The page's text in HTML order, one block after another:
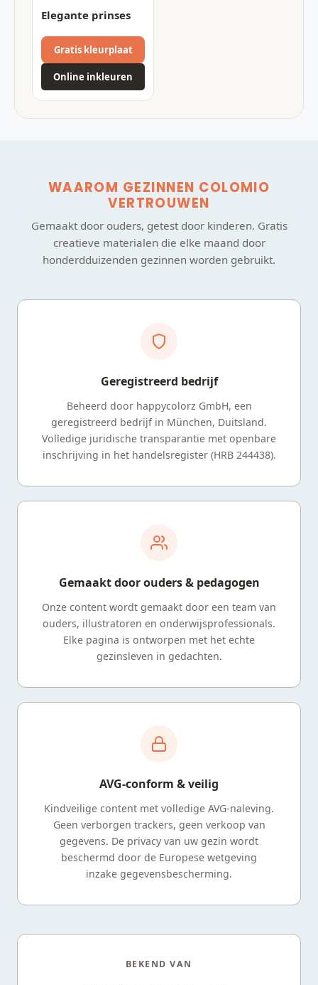
Elegante prinses
Gratis kleurplaat
Online inkleuren
WAAROM GEZINNEN COLOMIO
VERTROUWEN
Gemaakt door ouders, getest door kinderen. Gratis
creatieve materialen die elke maand door
honderdduizenden gezinnen worden gebruikt.
Geregistreerd bedrijf
Beheerd door happycolorz GmbH, een
geregistreerd bedrijf in München, Duitsland.
Volledige juridische transparantie met openbare
inschrijving in het handelsregister (HRB 244438).
Gemaakt door ouders & pedagogen
Onze content wordt gemaakt door een team van
ouders, illustratoren en onderwijsprofessionals.
Elke pagina is ontworpen met het echte
gezinsleven in gedachten.
AVG-conform & veilig
Kindveilige content met volledige AVG-naleving.
Geen verborgen trackers, geen verkoop van
gegevens. De privacy van uw gezin wordt
beschermd door de Europese wetgeving
inzake gegevensbescherming.
BEKEND VAN